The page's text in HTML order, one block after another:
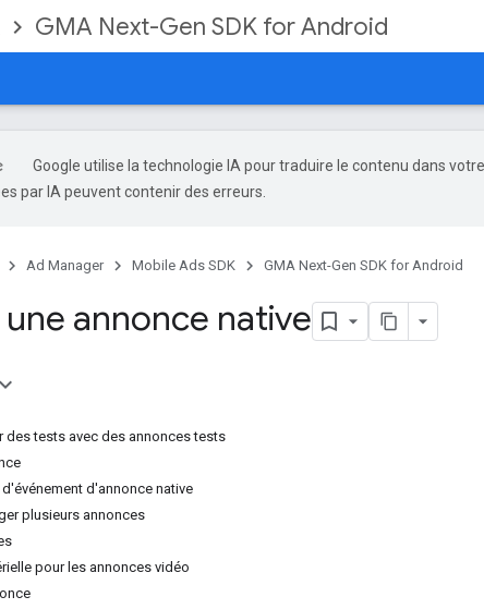
GMA Next-Gen SDK for Android
Google utilise la technologie IA pour traduire le contenu dans
par IA peuvent contenir des erreurs.
Ad Manager Mobile Ads SDK GMA Next-Gen SDK for Android
une annonce native
des tests avec des annonces tests
d'événement d'annonce native
plusieurs annonces
pour les annonces vidéo